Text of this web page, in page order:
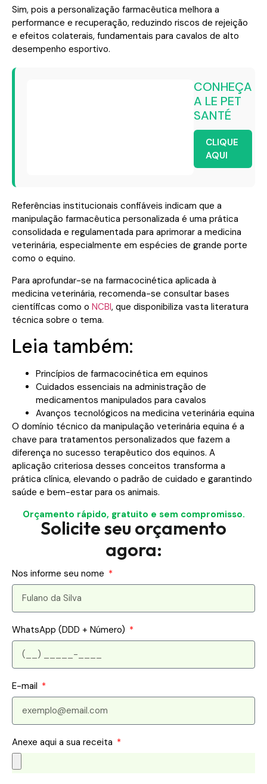
Sim, pois a personalização farmacêutica melhora a
performance e recuperação, reduzindo riscos de rejeição
e efeitos colaterais, fundamentais para cavalos de alto
desempenho esportivo.
CONHEÇA
A LE PET
SANTÉ
CLIQUE
AQUI
Referências institucionais confiáveis indicam que a
manipulação farmacêutica personalizada é uma prática
consolidada e regulamentada para aprimorar a medicina
veterinária, especialmente em espécies de grande porte
como o equino.
Para aprofundar-se na farmacocinética aplicada à
medicina veterinária, recomenda-se consultar bases
científicas como o NCBI, que disponibiliza vasta literatura
técnica sobre o tema.
Leia também:
Princípios de farmacocinética em equinos
Cuidados essenciais na administração de
medicamentos manipulados para cavalos
Avanços tecnológicos na medicina veterinária equina
O domínio técnico da manipulação veterinária equina é a
chave para tratamentos personalizados que fazem a
diferença no sucesso terapêutico dos equinos. A
aplicação criteriosa desses conceitos transforma a
prática clínica, elevando o padrão de cuidado e garantindo
saúde e bem-estar para os animais.
Orçamento rápido, gratuito e sem compromisso.
Solicite seu orçamento
agora:
Nos informe seu nome
WhatsApp (DDD + Número)
E-mail
Anexe aqui a sua receita